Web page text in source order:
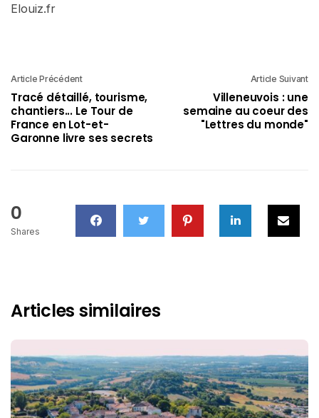
Elouiz.fr
Article Précédent
Tracé détaillé, tourisme,
chantiers... Le Tour de
France en Lot-et-
Garonne livre ses secrets
Article Suivant
Villeneuvois : une
semaine au coeur des
"Lettres du monde"
0
Shares
Articles similaires